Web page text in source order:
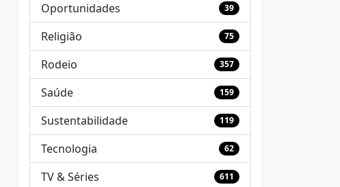
Oportunidades 39
Religião 75
Rodeio 357
Saúde 159
Sustentabilidade 119
Tecnologia 62
TV & Séries 611